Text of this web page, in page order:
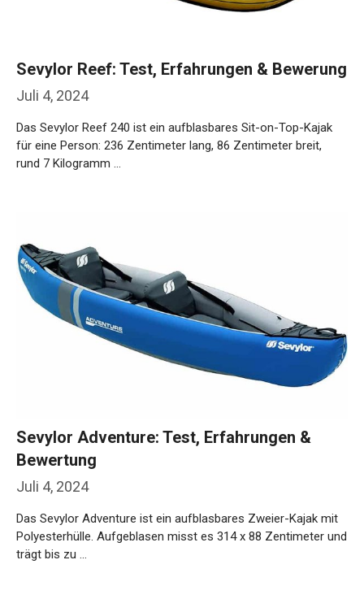
Juli 4, 2024
Sevylor Reef: Test, Erfahrungen & Bewerung
Das Sevylor Reef 240 ist ein aufblasbares Sit-on-Top-Kajak
für eine Person: 236 Zentimeter lang, 86 Zentimeter breit,
rund 7 Kilogramm …
Juli 4, 2024
Sevylor Adventure: Test, Erfahrungen &
Bewertung
Das Sevylor Adventure ist ein aufblasbares Zweier-Kajak mit
Polyesterhülle. Aufgeblasen misst es 314 x 88 Zentimeter und
trägt bis zu …